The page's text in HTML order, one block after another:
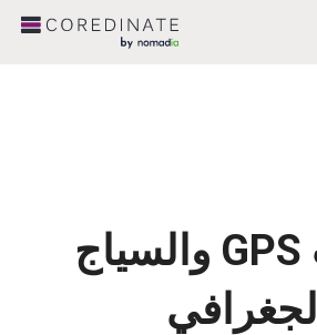
جولات GPS والسياج
الجغرافي